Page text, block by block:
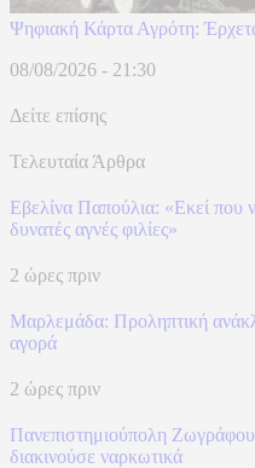
Ψηφιακή Κάρτα Αγρότη:
08/08/2026 - 21:30
Δείτε επίσης
Τελευταία Άρθρα
Εβελίνα Παπούλια: «Εκεί που
δυνατές αγνές φιλίες»
2 ώρες πριν
Μαρλεμάδα: Προληπτική
αγορά
2 ώρες πριν
Πανεπιστημιούπολη
διακινούσε ναρκωτικά